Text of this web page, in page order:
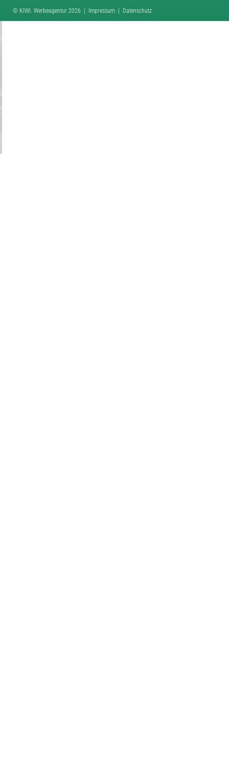
© KIWI. Werbeagentur 2026 Impressum Datenschutz